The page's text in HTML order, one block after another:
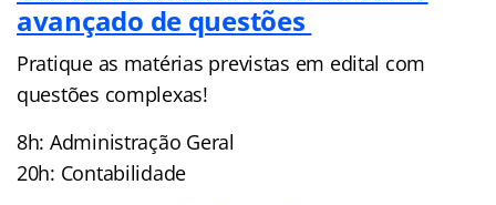
avançado de questões
Pratique as matérias previstas em edital com
questões complexas!
8h: Administração Geral
20h: Contabilidade